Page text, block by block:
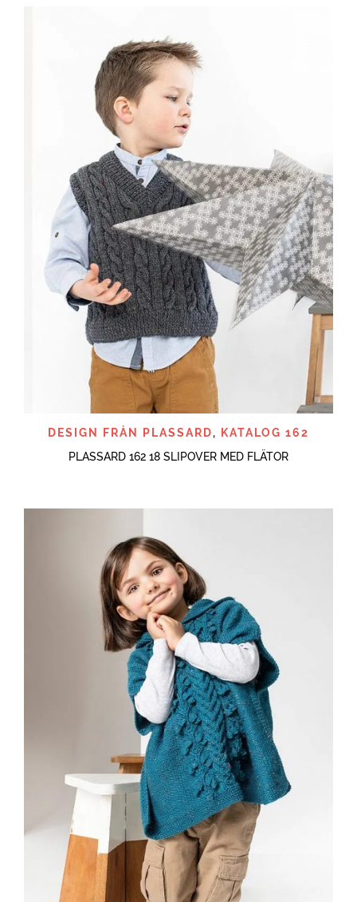
DESIGN FRÅN PLASSARD,
KATALOG 162
PLASSARD 162 18 SLIPOVER MED FLÄTOR